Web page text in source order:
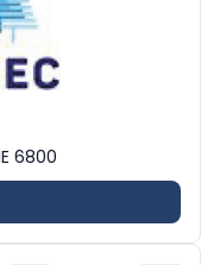
6800